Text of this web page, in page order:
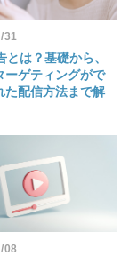
とは？基礎から、
ーゲティングがで
た配信方法まで解
08